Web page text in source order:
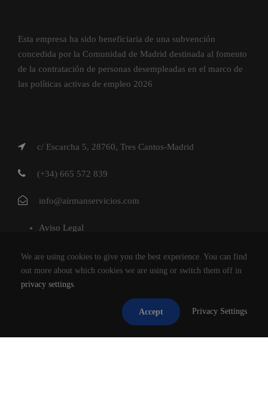
Esta empresa ha sido beneficiaria de una subvención
concedida por la Comunidad de Madrid destinada al fomento
de la contratación de personas desempleadas en el marco de
las políticas activas de empleo 2026
c/ Escarcha 5, 28760, Tres Cantos-Madrid
(+34) 665 572 839
info@airmanservicios.com
Aviso Legal
Política de Cookies
AIRMAN SERVICIOS DE RESTAURACION S.L.
TODOS LOS DERECHOS RESERVADOS.
We are using cookies to give you the best experience. You can find
out more about which cookies we are using or switch them off in
privacy settings.
Accept Privacy Settings